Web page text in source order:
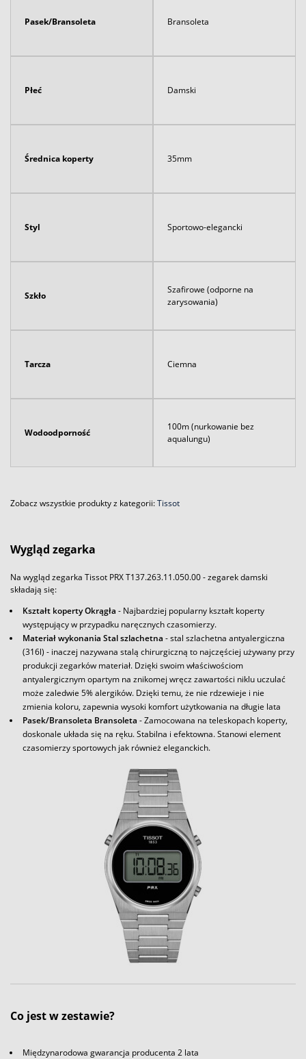
Pasek/Bransoleta Bransoleta
Płeć Damski
Średnica koperty 35mm
Styl Sportowo-elegancki
Szkło
Szafirowe (odporne na
zarysowania)
Tarcza Ciemna
Wodoodporność
100m (nurkowanie bez
aqualungu)
Zobacz wszystkie produkty z kategorii:Tissot
Wygląd zegarka
Na wygląd zegarka Tissot PRX T137.263.11.050.00 - zegarek damski
składają się:
Kształt koperty Okrągła - Najbardziej popularny kształt koperty
występujący w przypadku naręcznych czasomierzy.
Materiał wykonania Stal szlachetna - stal szlachetna antyalergiczna
(316l) - inaczej nazywana stalą chirurgiczną to najczęściej używany przy
produkcji zegarków materiał. Dzięki swoim właściwościom
antyalergicznym opartym na znikomej wręcz zawartości niklu uczulać
może zaledwie 5% alergików. Dzięki temu, że nie rdzewieje i nie
zmienia koloru, zapewnia wysoki komfort użytkowania na długie lata
Pasek/Bransoleta Bransoleta - Zamocowana na teleskopach koperty,
doskonale układa się na ręku. Stabilna i efektowna. Stanowi element
czasomierzy sportowych jak również eleganckich.
Co jest w zestawie?
Międzynarodowa gwarancja producenta 2 lata